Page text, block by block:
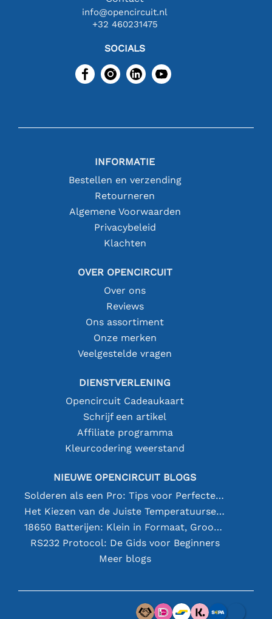
info@opencircuit.nl
+32 460231475
SOCIALS
INFORMATIE
Bestellen en verzending
Retourneren
Algemene Voorwaarden
Privacybeleid
Klachten
OVER OPENCIRCUIT
Over ons
Reviews
Ons assortiment
Onze merken
Veelgestelde vragen
DIENSTVERLENING
Opencircuit Cadeaukaart
Schrijf een artikel
Affiliate programma
Kleurcodering weerstand
NIEUWE OPENCIRCUIT BLOGS
Solderen als een Pro: Tips voor Perfecte Elektronische Verbindingen
Het Kiezen van de Juiste Temperatuursensor [youtube]
18650 Batterijen: Klein in Formaat, Groot in Prestatie
RS232 Protocol: De Gids voor Beginners
Meer blogs